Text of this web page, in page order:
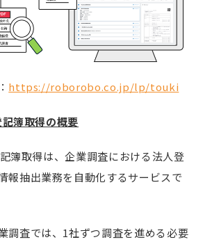
https://roborobo.co.jp/lp/touki
簿取得の概要
簿取得は、企業調査における法人登
報抽出業務を自動化するサービスで
調査では、1社ずつ調査を進める必要